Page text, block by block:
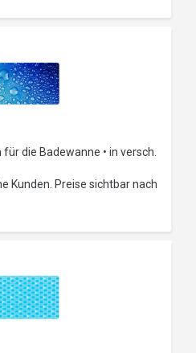
die Badewanne • in versch.
Kunden. Preise sichtbar nach